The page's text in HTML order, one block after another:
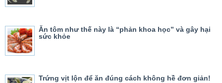
Ăn tôm như thế này là “phản khoa học” và gây hại
sức khỏe
Trứng vịt lộn để ăn đúng cách không hề đơn giản!